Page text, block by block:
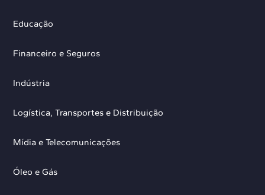
Educação
Financeiro e Seguros
Indústria
Logística, Transportes e Distribuição
Mídia e Telecomunicações
Óleo e Gás